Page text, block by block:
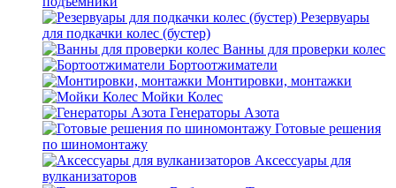
Резервуары
для подкачки колес (бустер)
Ванны для проверки колес
Бортоотжиматели
Монтировки, монтажки
Мойки Колес
Генераторы Азота
Готовые решения
по шиномонтажу
Аксессуары для
вулканизаторов